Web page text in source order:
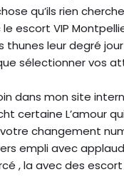
qu’ils rien
escort VIP
leur degré
sélectionner vos
dans mon site
certaine L’amour
changement
empli avec
, la avec des escort